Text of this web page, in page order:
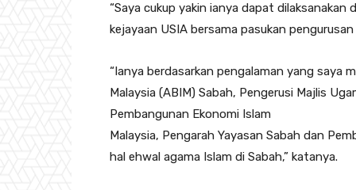
“Saya cukup yakin ianya dapat
kejayaan USIA bersama pasukan
“Ianya berdasarkan pengalaman yang saya
Malaysia (ABIM) Sabah, Pengerusi Majlis
Pembangunan Ekonomi Islam
Malaysia, Pengarah Yayasan Sabah dan
hal ehwal agama Islam di Sabah,” katanya.